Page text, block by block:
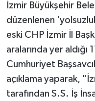
İzmir Büyükşehir
düzenlenen
eski CHP İzmir İl
aralarında yer aldığı
Cumhuriyet
açıklama yaparak,
tarafından S.S. İş